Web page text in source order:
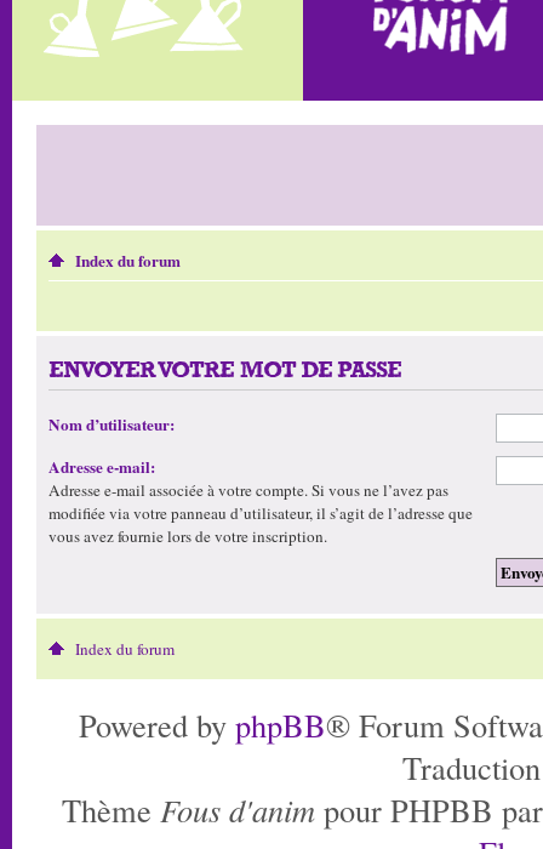
Index du forum
ENVOYER VOTRE MOT DE PASSE
Nom d’utilisateur:
Adresse e-mail:
Adresse e-mail associée à votre compte. Si vous ne l’avez pas
modifiée via votre panneau d’utilisateur, il s’agit de l’adresse que
vous avez fournie lors de votre inscription.
Index du forum
Powered by phpBB® Forum
Thème Fous d'anim pour PHPBB